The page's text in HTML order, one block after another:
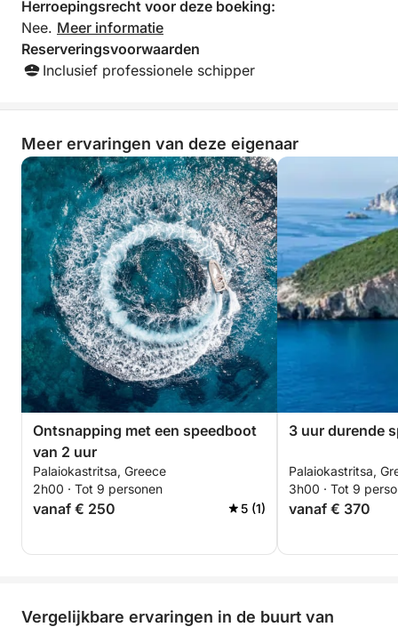
Herroepingsrecht voor deze boeking:
Nee. Meer informatie
Reserveringsvoorwaarden
Inclusief professionele schipper
Meer ervaringen van deze eigenaar
Ontsnapping met een speedboot
van 2 uur
Palaiokastritsa, Greece
2h00 · Tot 9 personen
vanaf € 250 5 (1)
3 uur durende
Palaiokastritsa,
3h00 · Tot 9
vanaf € 370
Vergelijkbare ervaringen in de buurt van